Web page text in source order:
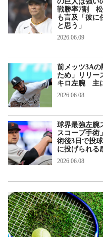
戦勝率7割 松
も言及「彼に
と思う」
2026.06.09
前メッツ3Aの
ため」リリ
キロ左腕 主
2026.06.08
球界最強左腕
スコープ手
術後3日で投
に投げられる
2026.06.08